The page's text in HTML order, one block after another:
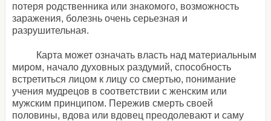
потеря родственника или знакомого, возможность
заражения, болезнь очень серьезная и
разрушительная.
Карта может означать власть над материальным
миром, начало духовных раздумий, способность
встретиться лицом к лицу со смертью, понимание
учения мудрецов в соответствии с женским или
мужским принципом. Пережив смерть своей
половины, вдова или вдовец преодолевают и саму